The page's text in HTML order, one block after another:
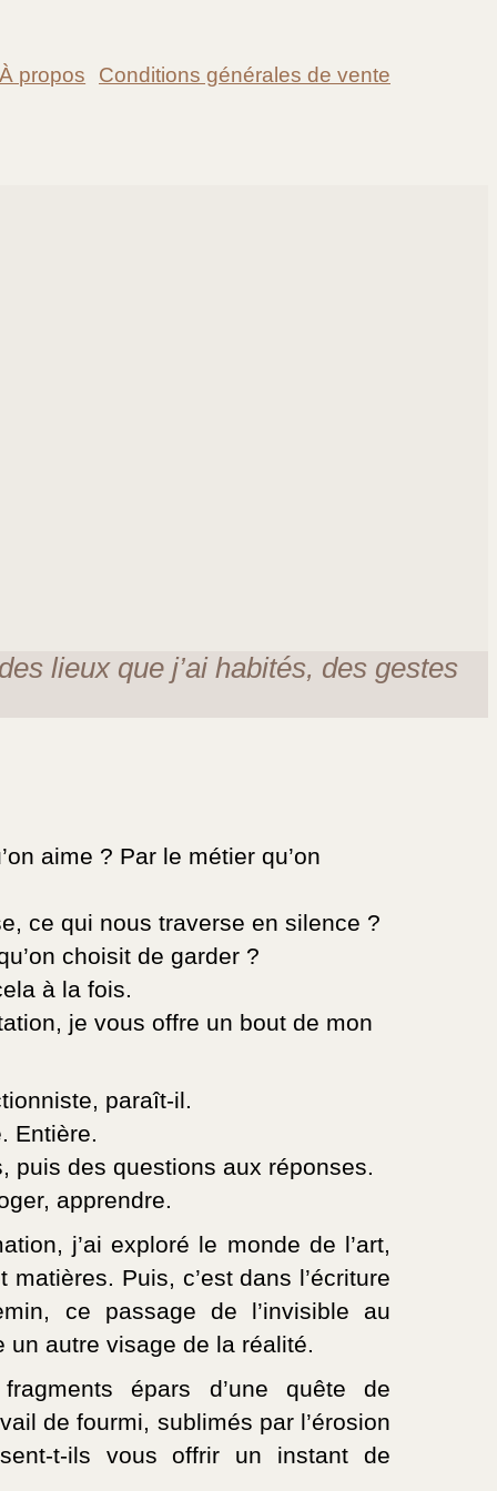
À propos Conditions générales de vente
lieux que j’ai habités, des gestes
aime ? Par le métier qu’on
ce qui nous traverse en silence ?
choisit de garder ?
à la fois.
je vous offre un bout de mon
paraît-il.
Entière.
puis des questions aux réponses.
apprendre.
j’ai exploré le monde de l’art,
Puis, c’est dans l’écriture
ce passage de l’invisible au
autre visage de la réalité.
épars d’une quête de
de fourmi, sublimés par l’érosion
t-ils vous offrir un instant de